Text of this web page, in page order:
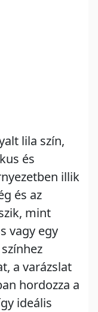
lila szín,
és
illik
és az
mint
vagy egy
a varázslat
hordozza a
ideális